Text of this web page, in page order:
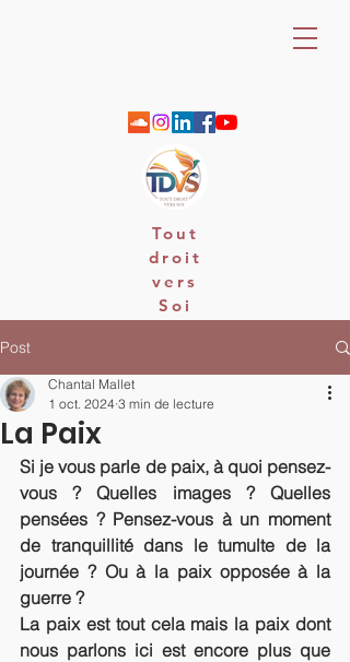
Tout
droit
vers
Soi
Post
La Paix
Chantal Mallet
1 oct. 2024 3 min de lecture
Si je vous parle de paix, à quoi pensez-
vous ? Quelles images ? Quelles
pensées ? Pensez-vous à un moment
de tranquillité dans le tumulte de la
journée ? Ou à la paix opposée à la
guerre ?
La paix est tout cela mais la paix dont
nous parlons ici est encore plus que